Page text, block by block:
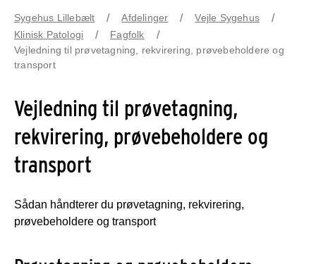
Sygehus Lillebælt Afdelinger
Vejle Sygehus
Klinisk Patologi
Fagfolk
Vejledning til prøvetagning, rekvirering, prøvebeholdere og
transport
Vejledning til prøvetagning,
rekvirering, prøvebeholdere og
transport
Sådan håndterer du prøvetagning, rekvirering,
prøvebeholdere og transport